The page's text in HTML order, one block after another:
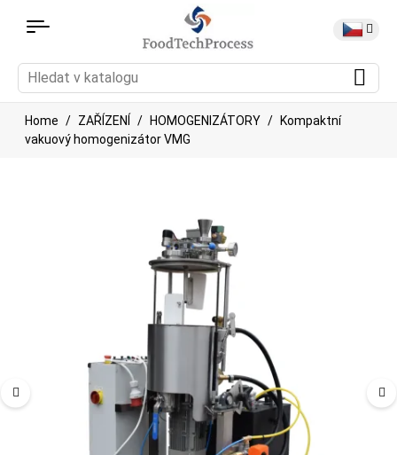
Home ZAŘÍZENÍ HOMOGENIZÁTORY
Kompaktní
vakuový homogenizátor VMG